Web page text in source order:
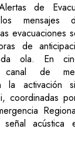
de
evacuaciones
de
ola. En
canal de
la activación
coordinadas
acústica